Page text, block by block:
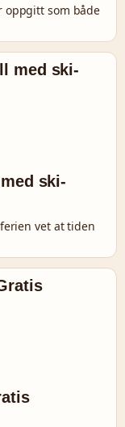
oppgitt som både
ski-
vet at tiden